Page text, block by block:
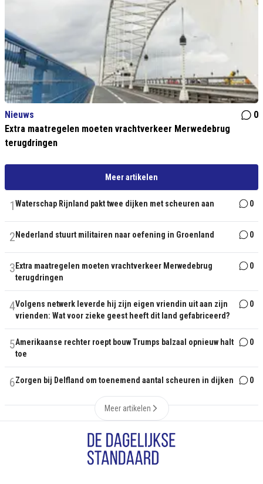
Nieuws
0
Extra maatregelen moeten vrachtverkeer Merwedebrug
terugdringen
Meer artikelen
1Waterschap Rijnland pakt twee dijken met scheuren aan 0
2 Nederland stuurt militairen naar oefening in Groenland 0
3 Extra maatregelen moeten vrachtverkeer Merwedebrug
terugdringen
0
4Volgens netwerk leverde hij zijn eigen vriendin uit aan zijn
vrienden: Wat voor zieke geest heeft dit land gefabriceerd?
0
5Amerikaanse rechter roept bouw Trumps balzaal opnieuw halt
toe
0
6Zorgen bij Delfland om toenemend aantal scheuren in dijken 0
Meer artikelen